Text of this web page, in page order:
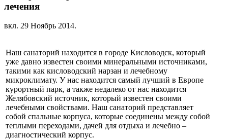
лечения
вкл. 29 Ноябрь 2014.
Наш санаторий находится в городе Кисловодск, который
уже давно известен своими минеральными источниками,
такими как кисловодский нарзан и лечебному
микроклимату. У нас находится самый лучший в Европе
курортный парк, а также недалеко от нас находится
Желябовский источник, который известен своими
лечебными свойствами. Наш санаторий представляет
собой спальные корпуса, которые соединены между собой
теплыми переходами, дачей для отдыха и лечебно –
диагностический корпус.